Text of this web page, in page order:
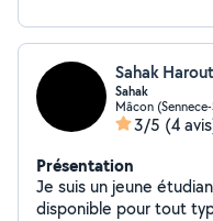
Sahak
Sahak
Mâcon
3/5 (4
Présentation
Je suis un jeune étudiant
disponible pour tout